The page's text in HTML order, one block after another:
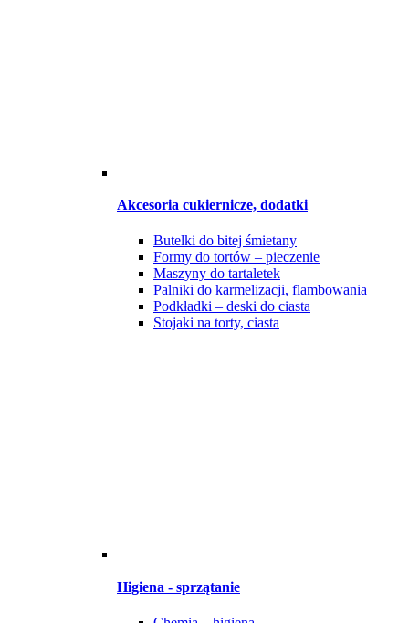
Akcesoria cukiernicze, dodatki
Butelki do bitej śmietany
Formy do tortów – pieczenie
Maszyny do tartaletek
Palniki do karmelizacji, flambowania
Podkładki – deski do ciasta
Stojaki na torty, ciasta
Higiena - sprzątanie